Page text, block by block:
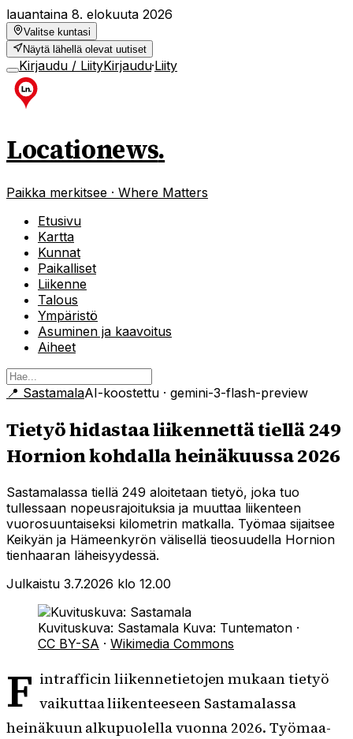
lauantaina 8. elokuuta 2026
Valitse kuntasi
Näytä lähellä olevat uutiset
Kirjaudu / LiityKirjaudu·Liity
Locationews.
Paikka merkitsee · Where Matters
Etusivu
Kartta
Kunnat
Paikalliset
Liikenne
Talous
Ympäristö
Asuminen ja kaavoitus
Aiheet
📍 SastamalaAI-koostettu · gemini-3-flash-preview
Tietyö hidastaa liikennettä tiellä 249
Hornion kohdalla heinäkuussa 2026
Sastamalassa tiellä 249 aloitetaan tietyö, joka tuo
tullessaan nopeusrajoituksia ja muuttaa liikenteen
vuorosuuntaiseksi kilometrin matkalla. Työmaa sijaitsee
Keikyän ja Hämeenkyrön välisellä tieosuudella Hornion
tienhaaran läheisyydessä.
Julkaistu 3.7.2026 klo 12.00
Kuvituskuva: Sastamala Kuva: Tuntematon ·
CC BY-SA · Wikimedia Commons
F intrafficin liikennetietojen mukaan tietyö
vaikuttaa liikenteeseen Sastamalassa
heinäkuun alkupuolella vuonna 2026. Työmaa-